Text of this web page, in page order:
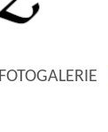
FOTOGALERIE